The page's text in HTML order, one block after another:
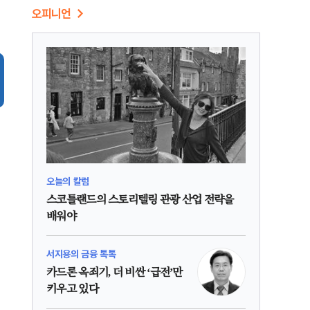
오피니언
오늘의 칼럼
스코틀랜드의 스토리텔링 관광 산업 전략을
배워야
서지용의 금융 톡톡
카드론 옥죄기, 더 비싼 ‘급전’만
키우고 있다